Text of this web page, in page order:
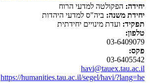
יחידה: הפקולטה למדעי הרוח
יחידת משנה: ביה"ס למדעי היהדות
תפקיד: ועדת מינויים יחידתית
טלפון:
03-6409079
פקס:
03-6405542
havi@tauex.tau.ac.il
https://humanities.tau.ac.il/segel/havi/?lang=he